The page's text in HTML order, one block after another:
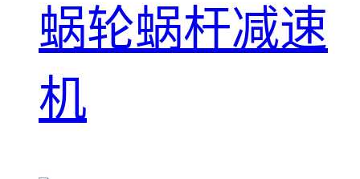
蜗轮蜗杆减速
机